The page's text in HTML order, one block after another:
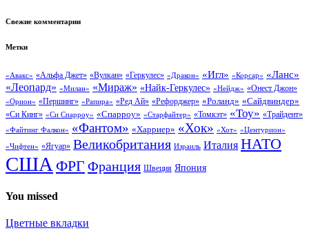
Свежие комментарии
Метки
«Авакс» «Альфа Джет» «Вулкан» «Геркулес» «Дракон» «Игл» «Корсар» «Ланс»
«Леопард» «Милан» «Мираж» «Найк-Геркулес» «Нейдж» «Онест Джон»
«Орион» «Першинг» «Рапира» «Ред Ай» «Рефорджер» «Роланд» «Сайдвиндер»
«Си Кинг» «Си Спарроу» «Спарроу» «Старфайтер» «Томкэт» «Тоу» «Трайдент»
«Файтинг Фалкон» «Фантом» «Харриер» «Хок» «Хот» «Центурион»
«Чифтен» «Ягуар» Великобритания Израиль Италия НАТО
США ФРГ Франция Швеция Япония
You missed
Цветные вкладки